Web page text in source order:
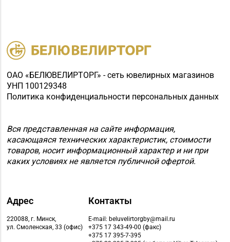
пом. 403, верхний
(ТЦ «Столица»)
365-28-46
Магазин
Комсомольская, д. 8-
3Н
Магазин
6-46
Магазин №49 «Залаты
пярсценак» г. Минск,
ОАО «БЕЛЮВЕЛИРТОРГ» - сеть ювелирных магазинов
УНП 100129348
Политика конфиденциальности персональных данных
Вся представленная на сайте информация,
касающаяся технических характеристик, стоимости
товаров, носит информационный характер и ни при
каких условиях не является публичной офертой.
Адрес
220088, г. Минск,
ул. Смоленская, 33 (офис)
Контакты
E-mail: beluvelirtorgby@mail.ru
+375 17 343-49-00 (факс)
+375 17 395-7-395